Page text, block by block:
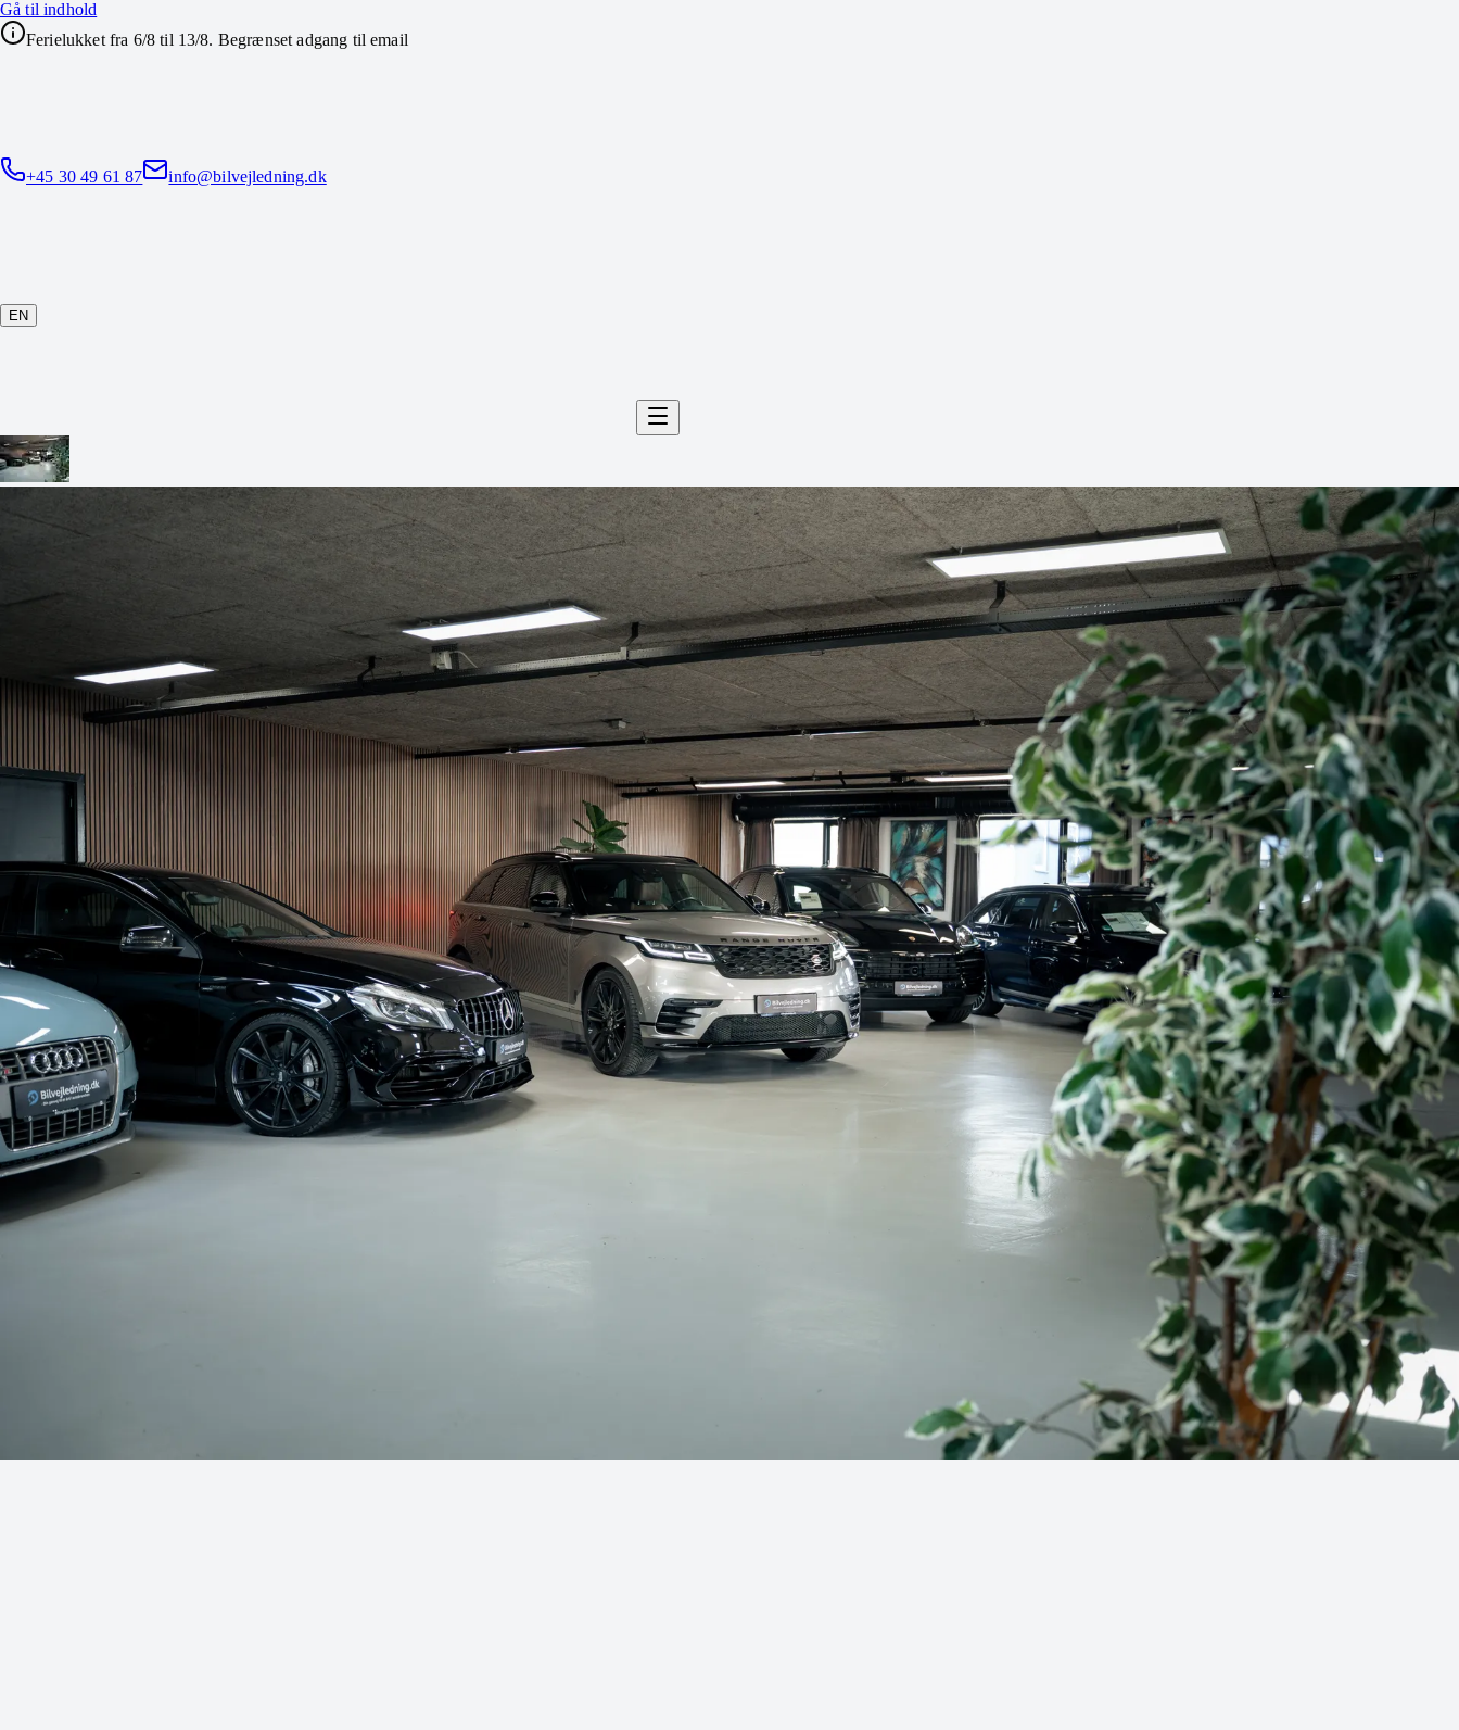
Gå til indhold
Ferielukket fra 6/8 til 13/8. Begrænset adgang til email
+45 30 49 61 87 info@bilvejledning.dk
EN